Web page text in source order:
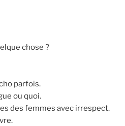
chose ?
parfois.
ou quoi.
des femmes avec irrespect.